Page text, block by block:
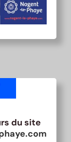
du site